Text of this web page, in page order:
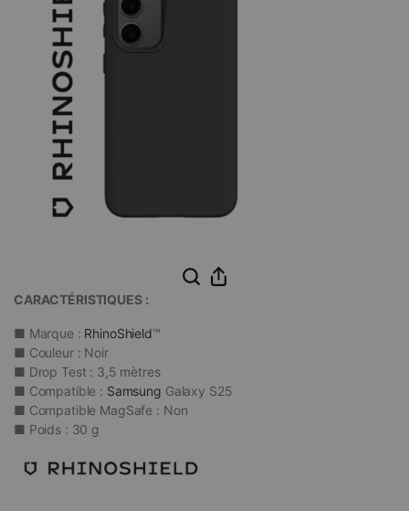
CARACTÉRISTIQUES :
■ Marque : RhinoShield™
■ Couleur : Noir
■ Drop Test : 3,5 mètres
■ Compatible : Samsung Galaxy S25
■ Compatible MagSafe : Non
■ Poids : 30 g